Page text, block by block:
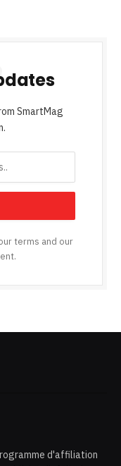
SmartMag
terms and our
d'affiliation